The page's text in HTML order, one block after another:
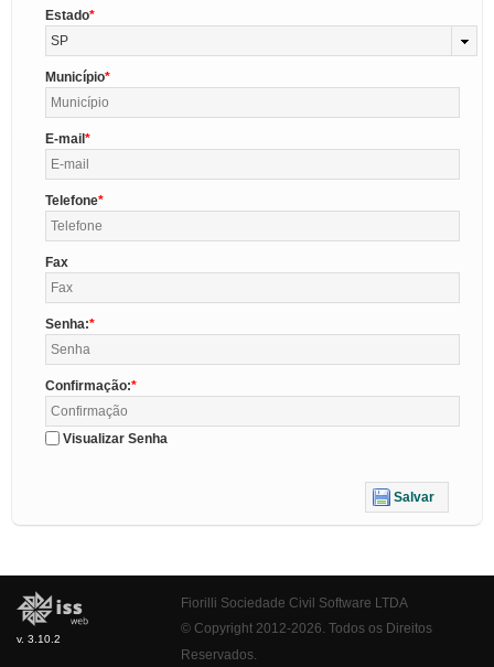
Estado
SP
Município
E-mail
Telefone
Fax
Senha:
Confirmação:
Visualizar Senha
Salvar
v. 3.10.2
Fiorilli Sociedade Civil Software LTDA
© Copyright 2012-2026. Todos os Direitos
Reservados.